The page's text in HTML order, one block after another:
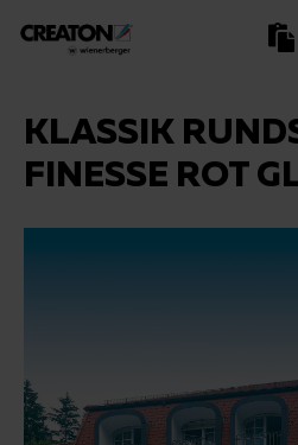
KLASSIK
FINESSE ROT